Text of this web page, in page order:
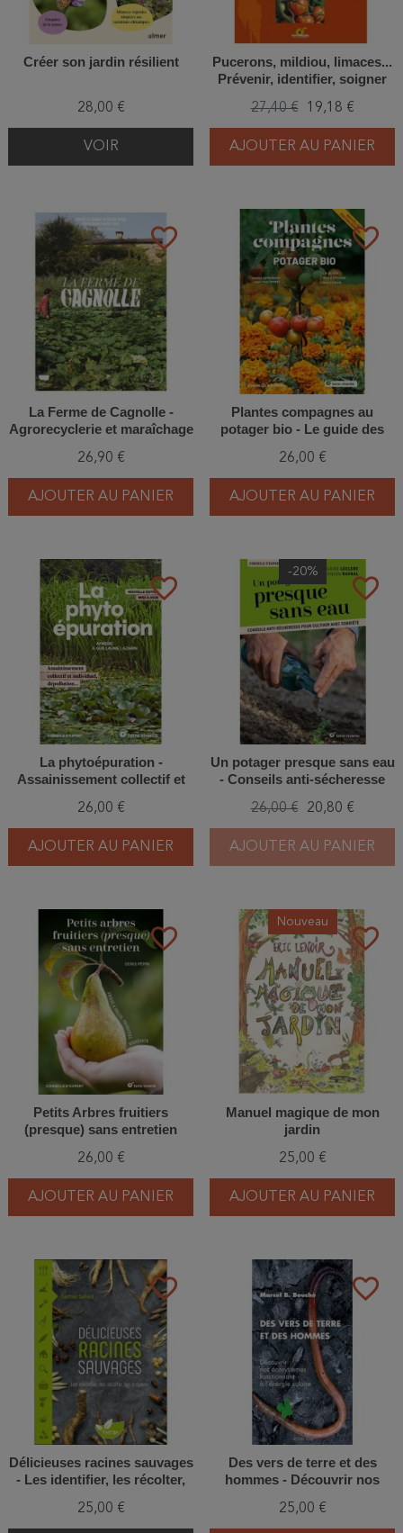
Créer son jardin résilient
28,00 €
VOIR
Pucerons, mildiou, limaces...
Prévenir, identifier, soigner
27,40 € 19,18 €
AJOUTER AU PANIER
favorite_border
La Ferme de Cagnolle -
Agrorecyclerie et maraîchage
26,90 €
AJOUTER AU PANIER
favorite_border
Plantes compagnes au
potager bio - Le guide des
26,00 €
AJOUTER AU PANIER
favorite_border
La phytoépuration -
Assainissement collectif et
26,00 €
AJOUTER AU PANIER
favorite_border
-20%
Un potager presque sans eau
- Conseils anti-sécheresse
26,00 € 20,80 €
AJOUTER AU PANIER
favorite_border
Petits Arbres fruitiers
(presque) sans entretien
26,00 €
AJOUTER AU PANIER
favorite_border
Nouveau
Manuel magique de mon
jardin
25,00 €
AJOUTER AU PANIER
favorite_border
Délicieuses racines sauvages
- Les identifier, les récolter,
25,00 €
favorite_border
Des vers de terre et des
hommes - Découvrir nos
l'énergie solaire
25,00 €